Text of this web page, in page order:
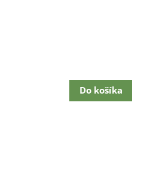
Do košíka